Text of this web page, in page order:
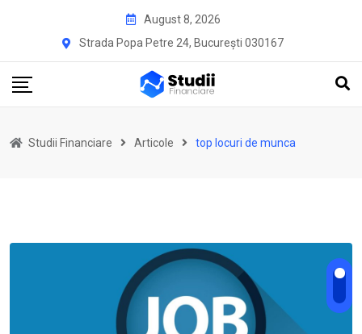
August 8, 2026
Strada Popa Petre 24, București 030167
Studii Financiare Articole top locuri de munca